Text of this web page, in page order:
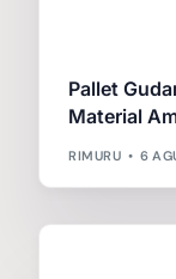
Pallet
Material
RIMURU 6